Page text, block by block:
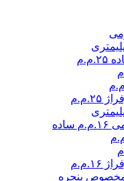
مخصوص پنجره